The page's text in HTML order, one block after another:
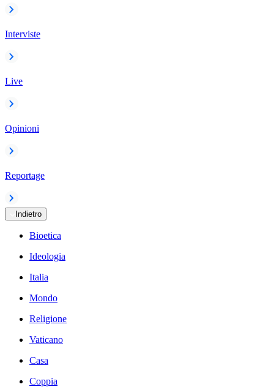
Interviste
Live
Opinioni
Reportage
Indietro
Bioetica
Ideologia
Italia
Mondo
Religione
Vaticano
Casa
Coppia